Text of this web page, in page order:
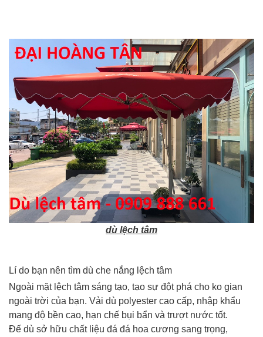
dù lệch tâm
Lí do bạn nên tìm dù che nắng lệch tâm
Ngoài mặt lệch tâm sáng tạo, tạo sự đột phá cho ko gian
ngoài trời của bạn. Vải dù polyester cao cấp, nhập khẩu
mang độ bền cao, hạn chế bụi bẩn và trượt nước tốt.
Đế dù sở hữu chất liệu đá đá hoa cương sang trọng,